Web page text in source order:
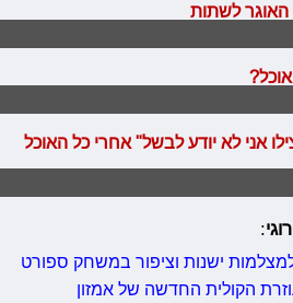
האוגר לשתות
אני לא יודע לבשל" אחרי כל האוכל
:
ישנות וציפור במשחק ספורט